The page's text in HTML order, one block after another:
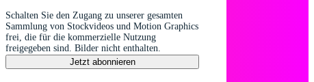
Schalten Sie den Zugang zu unserer gesamten
Sammlung von Stockvideos und Motion Graphics
frei, die für die kommerzielle Nutzung
freigegeben sind. Bilder nicht enthalten.
Jetzt abonnieren